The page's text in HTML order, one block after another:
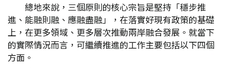
總地來說，三個原則的核心宗旨是堅持「穩步推
進、能融則融、應融盡融」，在落實好現有政策的基礎
上，在更多領域、更多層次推動兩岸融合發展。就當下
的實際情況而言，可繼續推進的工作主要包括以下四個
方面。